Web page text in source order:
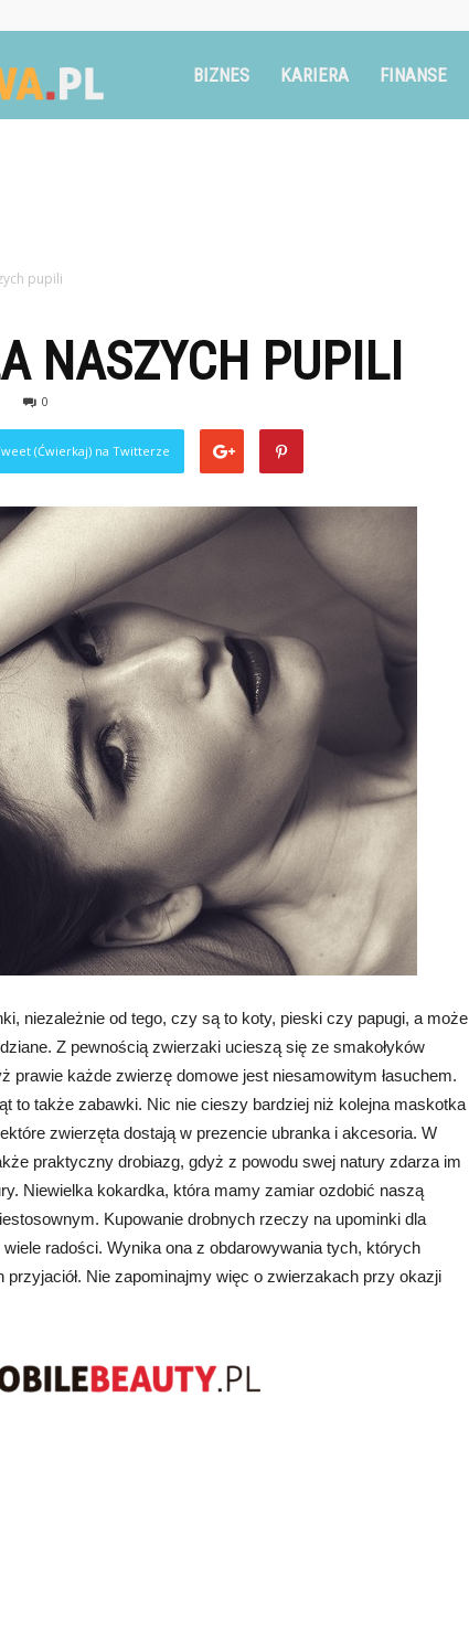
Ruszglowa.plBIZNES KARIERA FINANSE
pupili
NASZYCH PUPILI
0
(Ćwierkaj) na Twitterze
niezależnie od tego, czy są to koty, pieski czy papugi, a może
Z pewnością zwierzaki ucieszą się ze smakołyków
prawie każde zwierzę domowe jest niesamowitym łasuchem.
to także zabawki. Nic nie cieszy bardziej niż kolejna maskotka
zwierzęta dostają w prezencie ubranka i akcesoria. W
praktyczny drobiazg, gdyż z powodu swej natury zdarza im
Niewielka kokardka, która mamy zamiar ozdobić naszą
Kupowanie drobnych rzeczy na upominki dla
radości. Wynika ona z obdarowywania tych, których
Nie zapominajmy więc o zwierzakach przy okazji